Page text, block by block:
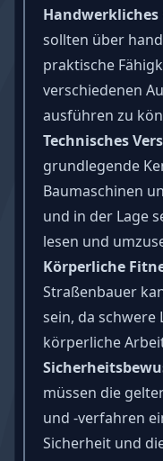
Handwerkliches
sollten über
praktische
verschiedenen
ausführen zu
Technisches
grundlegende
Baumaschinen
und in der Lage
lesen und
Körperliche
Straßenbauer
sein, da schwere
körperliche
müssen die
und -verfahren
Sicherheit und